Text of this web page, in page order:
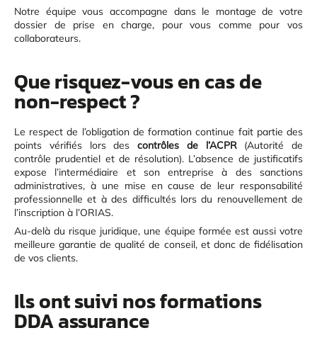
Notre équipe vous accompagne dans le montage de votre
dossier de prise en charge, pour vous comme pour vos
collaborateurs.
Que risquez-vous en cas de
non-respect ?
Le respect de l’obligation de formation continue fait partie des
points vérifiés lors des contrôles de l’ACPR(Autorité de
contrôle prudentiel et de résolution). L’absence de justificatifs
expose l’intermédiaire et son entreprise à des sanctions
administratives, à une mise en cause de leur responsabilité
professionnelle et à des difficultés lors du renouvellement de
l’inscription à l’ORIAS.
Au-delà du risque juridique, une équipe formée est aussi votre
meilleure garantie de qualité de conseil, et donc de fidélisation
de vos clients.
Ils ont suivi nos formations
DDA assurance